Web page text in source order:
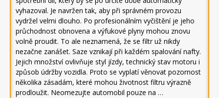
vyhazoval. Je navržen tak, aby při správném provozu
vydržel velmi dlouho. Po profesionálním vyčištění je jeho
průchodnost obnovena a výfukové plyny mohou znovu
volně proudit. To ale neznamená, že se filtr už nikdy
nezačne zanášet. Saze vznikají při každém spalování nafty.
Jejich množství ovlivňuje styl jízdy, technický stav motoru i
způsob údržby vozidla. Proto se vyplatí věnovat pozornost
několika zásadám, které mohou životnost filtru výrazně
prodloužit. Neomezujte automobil pouze na …